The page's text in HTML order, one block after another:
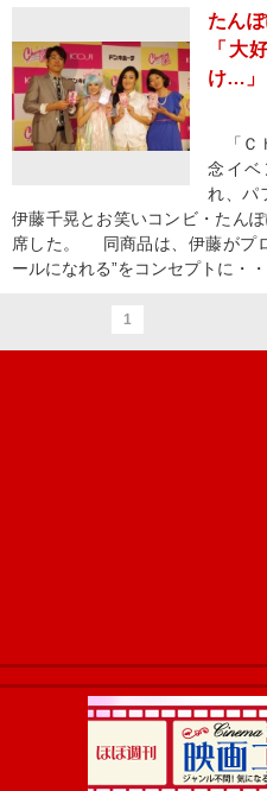
たん
「大
け…」
「Ｃ
念イベ
れ、パ
伊藤千晃とお笑いコンビ・たん
席した。 同商品は、伊藤がプ
ールになれる”をコンセプトに・・
1